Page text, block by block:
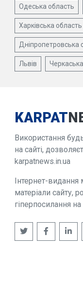
Одеська область
Харківська область
Дніпропетровська
Львів
KARPAT
Використання
на сайті,
karpatnews.in.ua
Інтернет-
матеріали сайту,
гіперпосилання